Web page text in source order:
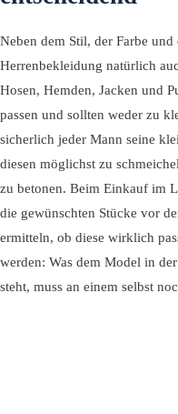
Neben dem Stil, der Farbe
Herrenbekleidung natürlich
Hosen, Hemden, Jacken und
passen und sollten weder zu
sicherlich jeder Mann seine
diesen möglichst zu
zu betonen. Beim Einkauf im
die gewünschten Stücke vor
ermitteln, ob diese wirklich
werden: Was dem Model in
steht, muss an einem selbst